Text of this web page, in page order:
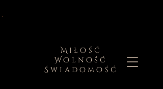
Miłość
Wolność
Świadomość